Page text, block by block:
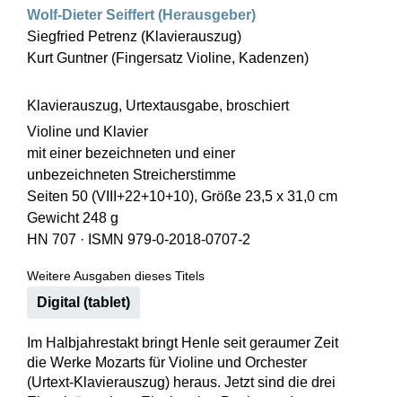
Wolf-Dieter Seiffert (Herausgeber)
Siegfried Petrenz (Klavierauszug)
Kurt Guntner (Fingersatz Violine, Kadenzen)
Klavierauszug, Urtextausgabe, broschiert
Violine und Klavier
mit einer bezeichneten und einer
unbezeichneten Streicherstimme
Seiten 50 (VIII+22+10+10), Größe 23,5 x 31,0 cm
Gewicht 248 g
HN 707 · ISMN 979-0-2018-0707-2
Weitere Ausgaben dieses Titels
Digital (tablet)
Im Halbjahrestakt bringt Henle seit geraumer Zeit
die Werke Mozarts für Violine und Orchester
(Urtext-Klavierauszug) heraus. Jetzt sind die drei